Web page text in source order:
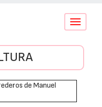
Conmutar